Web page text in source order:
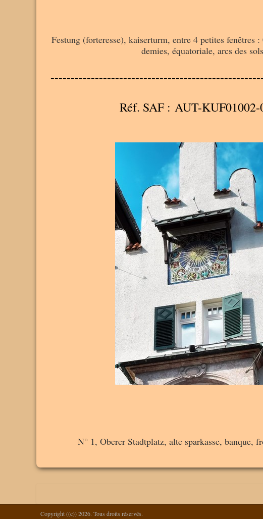
Festung (forteresse), kaiserturm, entre 4 petites
demies, équatoriale, arcs des
Réf. SAF : AUT-KUF01002-
N° 1, Oberer Stadtplatz, alte sparkasse, banque,
Copyright ((c)) 2026. Tous droits réservés.